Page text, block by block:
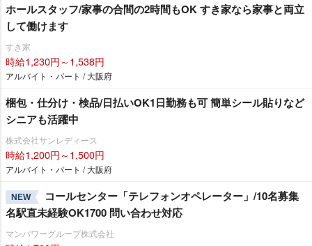
ホールスタッフ/家事の合間の2時間もOK すき家なら家事と両立
して働けます
すき家
時給1,230円～1,538円
アルバイト・パート / 大阪府
梱包・仕分け・検品/日払いOK1日勤務も可 簡単シール貼りなど
シニアも活躍中
株式会社サンレディース
時給1,200円～1,500円
アルバイト・パート / 大阪府
NEW
コールセンター「テレフォンオペレーター」/10名募集
名駅直未経験OK1700 問い合わせ対応
マンパワーグループ株式会社